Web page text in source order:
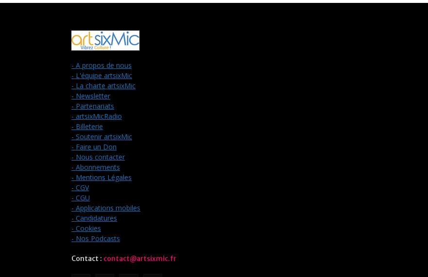
- A propos de nous
- L'équipe artsixMic
- La charte artsixMic
- Newsletter
- Partenariats
- artsixMicRadio
- Billeterie
- Soutenir artsixMic
- Faire un Don
- Nous contacter
- Abonnements
- Mentions Légales
- CGV
- CGU
- Applications mobiles
- Candidatures
- Cookies
- Nos Podcasts
Contact : contact@artsixmic.fr